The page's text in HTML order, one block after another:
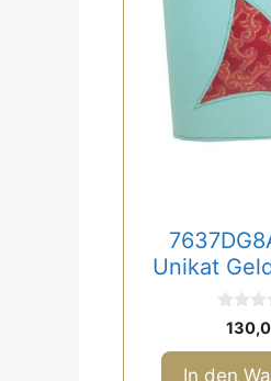
Unikat
0
o
n
In den